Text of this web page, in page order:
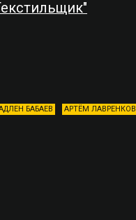
БАБАЕВ АРТЁМ ЛАВРЕНКОВ